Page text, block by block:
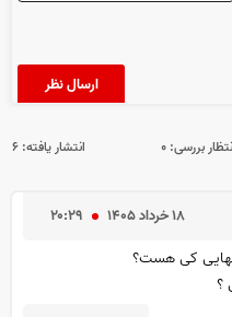
انتشار یافته: ۶ بررسی: ۰
۲۰:۲۹ ۱۸ خرداد ۱۴۰۵
نهایی کی هست؟
؟